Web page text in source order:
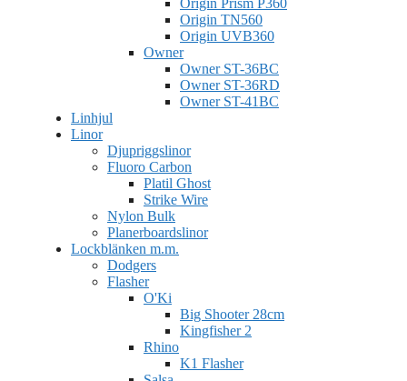
Origin TN560
Origin UVB360
Owner
Owner ST-36BC
Owner ST-36RD
Owner ST-41BC
Linhjul
Linor
Djupriggslinor
Fluoro Carbon
Platil Ghost
Strike Wire
Nylon Bulk
Planerboardslinor
Lockblänken m.m.
Dodgers
Flasher
O'Ki
Big Shooter 28cm
Kingfisher 2
Rhino
K1 Flasher